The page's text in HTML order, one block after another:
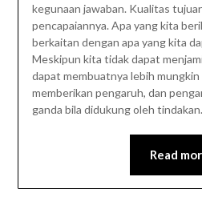
kegunaan jawaban. Kualitas
pencapaiannya. Apa yang kita
berkaitan dengan apa yang kita
Meskipun kita tidak dapat
dapat membuatnya lebih
memberikan pengaruh, dan
ganda bila didukung oleh
Read